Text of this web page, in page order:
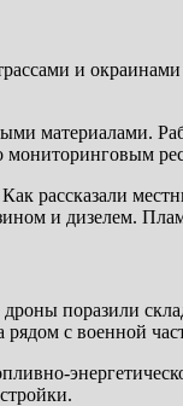
и
материалами.
мониторинговым
рассказали
и дизелем.
поразили
с военной